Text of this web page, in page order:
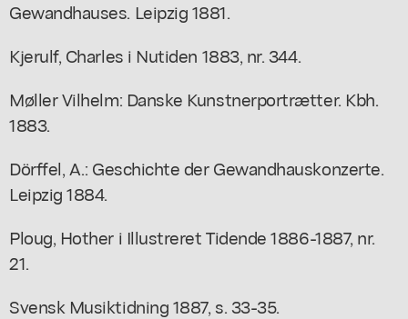
Gewandhauses. Leipzig 1881.
Kjerulf, Charles i Nutiden 1883, nr. 344.
Møller Vilhelm: Danske Kunstnerportrætter. Kbh.
1883.
Dörffel, A.: Geschichte der Gewandhauskonzerte.
Leipzig 1884.
Ploug, Hother i Illustreret Tidende 1886-1887, nr.
21.
Svensk Musiktidning 1887, s. 33-35.